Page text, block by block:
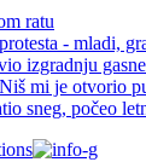
ratu
- mladi,
izgradnju
mi je otvorio
sneg, počeo